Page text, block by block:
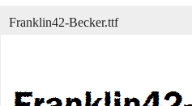
Franklin42-Becker.ttf